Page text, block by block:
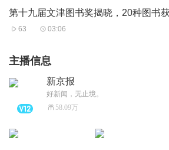
背后凝结的发展历程，以及未来的创新
第十九届文津图书奖揭晓，20种图书
63 03:06
主播信息
新京报
好新闻，无止境。
58.09万